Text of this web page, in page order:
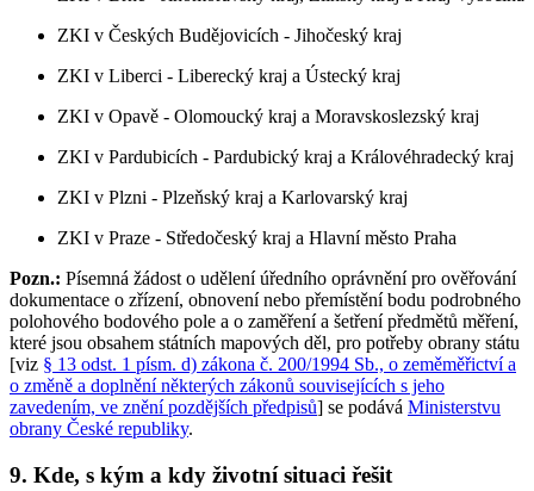
ZKI v Českých Budějovicích - Jihočeský kraj
ZKI v Liberci - Liberecký kraj a Ústecký kraj
ZKI v Opavě - Olomoucký kraj a Moravskoslezský kraj
ZKI v Pardubicích - Pardubický kraj a Královéhradecký kraj
ZKI v Plzni - Plzeňský kraj a Karlovarský kraj
ZKI v Praze - Středočeský kraj a Hlavní město Praha
Pozn.: Písemná žádost o udělení úředního oprávnění pro ověřování
dokumentace o zřízení, obnovení nebo přemístění bodu podrobného
polohového bodového pole a o zaměření a šetření předmětů měření,
které jsou obsahem státních mapových děl, pro potřeby obrany státu
[viz § 13 odst. 1 písm. d) zákona č. 200/1994 Sb., o zeměměřictví a
o změně a doplnění některých zákonů souvisejících s jeho
zavedením, ve znění pozdějších předpisů] se podává Ministerstvu
obrany České republiky.
9. Kde, s kým a kdy životní situaci řešit